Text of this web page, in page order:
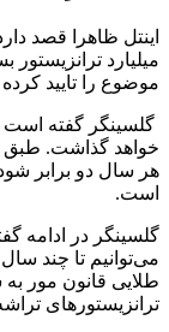
میلیارد
موضوع را تایید
خواهد گذاشت. طبق
هر سال دو برابر
است.
گلسینگر در ادامه
می‌توانیم تا چند
طلایی قانون مور به
ترانزیستورهای تراشه‌ها تقریبا هر ۳